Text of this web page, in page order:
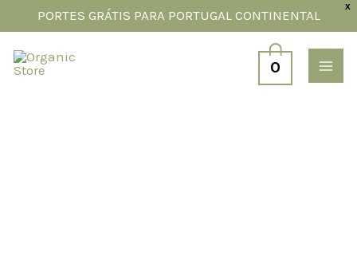
X
PORTES GRÁTIS PARA PORTUGAL CONTINENTAL
to
content
0